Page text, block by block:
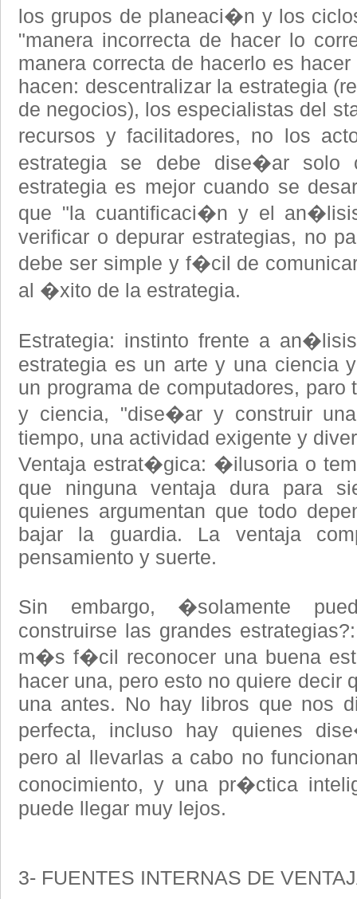
los grupos de planeaci�n y los
"manera incorrecta de hacer lo
manera correcta de hacerlo es
hacen: descentralizar la estrategia
de negocios), los especialistas del
recursos y facilitadores, no los
estrategia se debe dise�ar solo
estrategia es mejor cuando se
que "la cuantificaci�n y el
verificar o depurar estrategias, no
debe ser simple y f�cil de
al �xito de la estrategia.
Estrategia: instinto frente a
estrategia es un arte y una ciencia
un programa de computadores, paro
y ciencia, "dise�ar y construir
tiempo, una actividad exigente y
Ventaja estrat�gica: �ilusoria o
que ninguna ventaja dura para
quienes argumentan que todo
bajar la guardia. La ventaja
pensamiento y suerte.
Sin embargo, �solamente
construirse las grandes
m�s f�cil reconocer una buena
hacer una, pero esto no quiere decir
una antes. No hay libros que nos
perfecta, incluso hay quienes
pero al llevarlas a cabo no
conocimiento, y una pr�ctica
puede llegar muy lejos.
3- FUENTES INTERNAS DE